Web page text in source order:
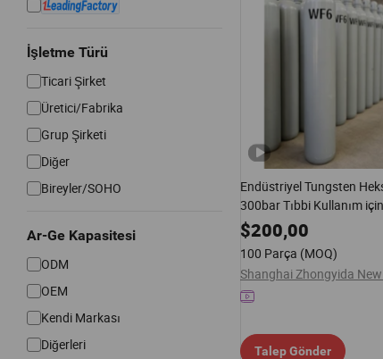
İşletme Türü
Ticari Şirket
Üretici/Fabrika
Grup Şirketi
Diğer
Bireyler/SOHO
Ar-Ge Kapasitesi
ODM
OEM
Kendi Markası
Diğerleri
Endüstriyel Tungsten
300bar Tıbbi Kullanım
$200,00
100 Parça (MOQ)
Talep Gönder